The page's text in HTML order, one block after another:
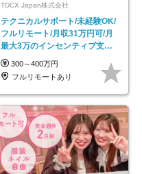
TDCX Japan株式会社
テクニカルサポート/未経験OK/
フルリモート/月収31万円可/月
最大3万のインセンティブ支給/
平均年齢33歳
300～400万円
フルリモートあり